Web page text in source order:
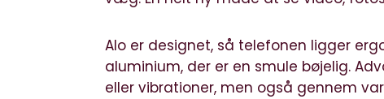
Alo er designet, så telefonen ligger
aluminium, der er en smule bøjelig.
eller vibrationer, men også gennem